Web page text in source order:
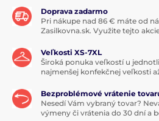
Doprava zadarmo
Pri nákupe nad 86 € máte od
Zasilkovna.sk. Využite tejto
Veľkosti XS-7XL
Široká ponuka veľkostí u
najmenšej konfekčnej veľkosti
Bezproblémové vrátenie
Nesedí Vám vybraný tovar?
výmeny či vrátenia do 30 dní a